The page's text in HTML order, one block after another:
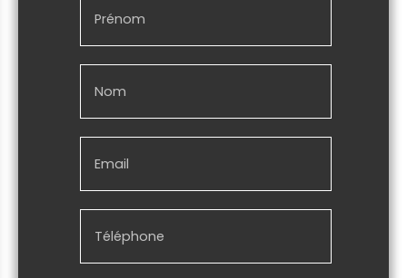
Prénom
Nom
Email
Téléphone